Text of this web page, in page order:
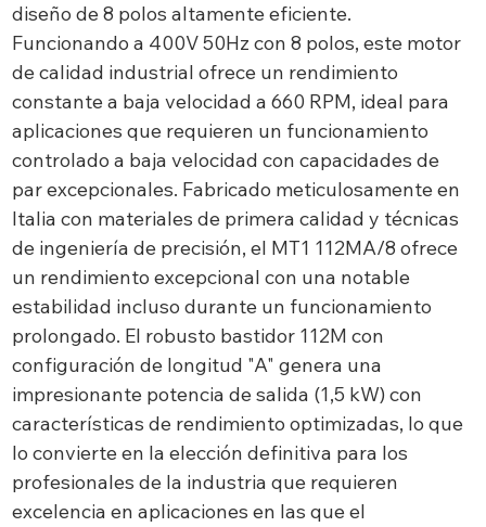
diseño de 8 polos altamente eficiente.
Funcionando a 400V 50Hz con 8 polos, este motor
de calidad industrial ofrece un rendimiento
constante a baja velocidad a 660 RPM, ideal para
aplicaciones que requieren un funcionamiento
controlado a baja velocidad con capacidades de
par excepcionales. Fabricado meticulosamente en
Italia con materiales de primera calidad y técnicas
de ingeniería de precisión, el MT1 112MA/8 ofrece
un rendimiento excepcional con una notable
estabilidad incluso durante un funcionamiento
prolongado. El robusto bastidor 112M con
configuración de longitud "A" genera una
impresionante potencia de salida (1,5 kW) con
características de rendimiento optimizadas, lo que
lo convierte en la elección definitiva para los
profesionales de la industria que requieren
excelencia en aplicaciones en las que el